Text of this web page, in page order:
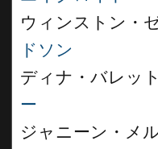
ウィンストン・
ドソン
ディナ・バレット
ー
ジャニーン・メ